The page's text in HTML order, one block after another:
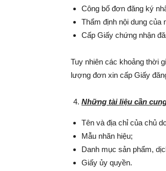
Công bố đơn đăng ký
Thẩm định nội dung của
Cấp Giấy chứng nhận
Tuy nhiên các khoảng thời
lượng đơn xin cấp Giấy
Những tài liệu cần
Tên và địa chỉ của chủ
Mẫu nhãn hiệu;
Danh mục sản phẩm,
Giấy ủy quyền.